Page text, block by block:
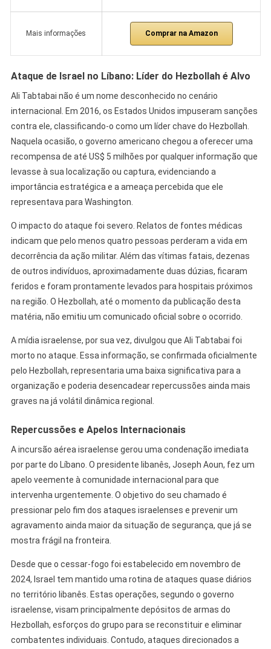
Mais informações Comprar na Amazon
Ataque de Israel no Líbano: Líder do Hezbollah é Alvo
Ali Tabtabai não é um nome desconhecido no cenário
internacional. Em 2016, os Estados Unidos impuseram sanções
contra ele, classificando-o como um líder chave do Hezbollah.
Naquela ocasião, o governo americano chegou a oferecer uma
recompensa de até US$ 5 milhões por qualquer informação que
levasse à sua localização ou captura, evidenciando a
importância estratégica e a ameaça percebida que ele
representava para Washington.
O impacto do ataque foi severo. Relatos de fontes médicas
indicam que pelo menos quatro pessoas perderam a vida em
decorrência da ação militar. Além das vítimas fatais, dezenas
de outros indivíduos, aproximadamente duas dúzias, ficaram
feridos e foram prontamente levados para hospitais próximos
na região. O Hezbollah, até o momento da publicação desta
matéria, não emitiu um comunicado oficial sobre o ocorrido.
A mídia israelense, por sua vez, divulgou que Ali Tabtabai foi
morto no ataque. Essa informação, se confirmada oficialmente
pelo Hezbollah, representaria uma baixa significativa para a
organização e poderia desencadear repercussões ainda mais
graves na já volátil dinâmica regional.
Repercussões e Apelos Internacionais
A incursão aérea israelense gerou uma condenação imediata
por parte do Líbano. O presidente libanês, Joseph Aoun, fez um
apelo veemente à comunidade internacional para que
intervenha urgentemente. O objetivo do seu chamado é
pressionar pelo fim dos ataques israelenses e prevenir um
agravamento ainda maior da situação de segurança, que já se
mostra frágil na fronteira.
Desde que o cessar-fogo foi estabelecido em novembro de
2024, Israel tem mantido uma rotina de ataques quase diários
no território libanês. Estas operações, segundo o governo
israelense, visam principalmente depósitos de armas do
Hezbollah, esforços do grupo para se reconstituir e eliminar
combatentes individuais. Contudo, ataques direcionados a